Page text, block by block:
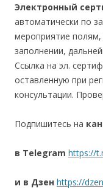
Электронный
автоматически по
мероприятие
заполнении,
Ссылка на эл.
оставленную при
консультации.
Подпишитесь на
в Telegram https://
и в Дзен https://